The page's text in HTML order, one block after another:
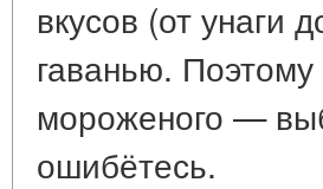
вкусов (от унаги
гаванью. Поэтому
мороженого —
ошибётесь.